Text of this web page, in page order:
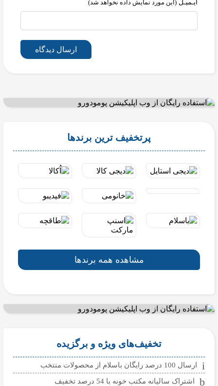
ایـمیـل (این مورد نمایش داده نخواهد شد)
ارسال دیدگاه
پرتخفیف ترین برندها
مشاهده همه برندها
تخفیف‌های ویژه و برگزیده
ارسال 100 درصد رایگان باسلام از محصولات منتخب
اشتراک سالیانه مکتب خونه با 54 درصد تخفیف